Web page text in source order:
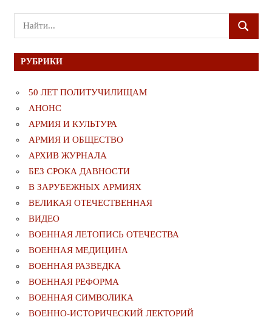
Поиск
для:
ПОИСК
РУБРИКИ
50 ЛЕТ ПОЛИТУЧИЛИЩАМ
АНОНС
АРМИЯ И КУЛЬТУРА
АРМИЯ И ОБЩЕСТВО
АРХИВ ЖУРНАЛА
БЕЗ СРОКА ДАВНОСТИ
В ЗАРУБЕЖНЫХ АРМИЯХ
ВЕЛИКАЯ ОТЕЧЕСТВЕННАЯ
ВИДЕО
ВОЕННАЯ ЛЕТОПИСЬ ОТЕЧЕСТВА
ВОЕННАЯ МЕДИЦИНА
ВОЕННАЯ РАЗВЕДКА
ВОЕННАЯ РЕФОРМА
ВОЕННАЯ СИМВОЛИКА
ВОЕННО-ИСТОРИЧЕСКИЙ ЛЕКТОРИЙ